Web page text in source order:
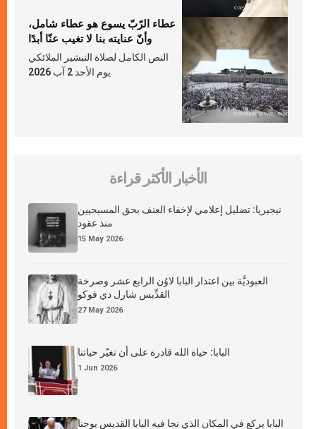
عطاء الرّبّ يسوع هو عطاء شامل،
وأنّ عنايته بنا لا تغيب عنّا أبدًا
النص الكامل لصلاة التبشير الملائكي
يوم الأحد 2 آب 2026
الأخبار الأكثر قراءة
نيجيريا: تضليل إعلامي لإخفاء العنف بحق المسيحيين
منذ عقود
15 May 2026
العبوديَّة بين اعتذار البابا لاوُن الرابع عشر وصرخة
القدِّيس شارل دي فوكو
27 May 2026
البابا: حياة الله قادرة على أن تغيّر حياتنا
1 Jun 2026
البابا يركع في المكان الذي نجا فيه البابا القديس يوحنا